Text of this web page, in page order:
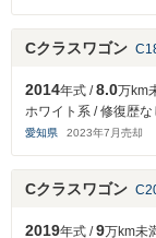
Cクラスワゴン
2014年式 /8.0万km
ホワイト系 / 修復歴な
愛知県 2023年7 月売却
Cクラスワゴン
2019年式 /9万km未